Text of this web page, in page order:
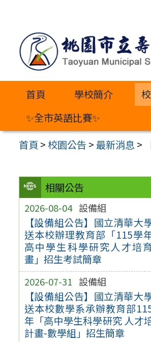
內
首頁 學校簡介
✨全市英語比賽✨
首頁 >校園公告 >最新消息 >
相關公告
2026-08-04 設備組
【設備組公告】國立清華大
送本校辦理教育部「115學
高中學生科學研究人才培
畫」招生考試簡章
2026-07-31 設備組
【設備組公告】國立清華大
送本校數學系承辦教育部
年「高中學生科學研究 人才
計畫-數學組」招生簡章